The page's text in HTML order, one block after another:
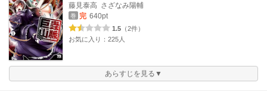
藤見泰高 さざなみ陽輔
巻 完 640pt
1.5 （2件）
お気に入り：225人
あらすじを見る▼